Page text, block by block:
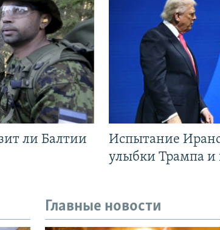
ли Балтии
Испытание
улыбки Трампа
Главные новости